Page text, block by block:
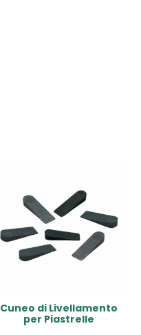
Cuneo di Livellamento
per Piastrelle